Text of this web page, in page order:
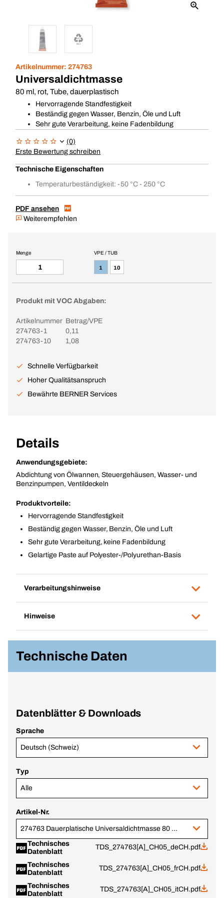
Artikelnummer: 274763
Universaldichtmasse
80 ml, rot, Tube, dauerplastisch
Hervorragende Standfestigkeit
Beständig gegen Wasser, Benzin, Öle und Luft
Sehr gute Verarbeitung, keine Fadenbildung
(0)
Erste Bewertung schreiben
Technische Eigenschaften
Temperaturbeständigkeit: -50 °C - 250 °C
PDF ansehen
Weiterempfehlen
VPE / TUB
1 10
Menge
Produkt mit VOC Abgaben:
Artikelnummer Betrag/VPE
274763-1
0,11
274763-10
1,08
Schnelle Verfügbarkeit
Hoher Qualitätsanspruch
Bewährte BERNER Services
Details
Anwendungsgebiete:
Abdichtung von Ölwannen, Steuergehäusen, Wasser- und
Benzinpumpen, Ventildeckeln
Produktvorteile:
Hervorragende Standfestigkeit
Beständig gegen Wasser, Benzin, Öle und Luft
Sehr gute Verarbeitung, keine Fadenbildung
Gelartige Paste auf Polyester-/Polyurethan-Basis
Verarbeitungshinweise
Hinweise
Technische Daten
Datenblätter & Downloads
Sprache
Deutsch (Schweiz)
Typ
Alle
Artikel-Nr.
274763 Dauerplatische Universaldichtmasse 80 ml
Technisches
Datenblatt
TDS_274763[A]_CH05_deCH.pdf
Technisches
Datenblatt
TDS_274763[A]_CH05_frCH.pdf
Technisches
Datenblatt
TDS_274763[A]_CH05_itCH.pdf